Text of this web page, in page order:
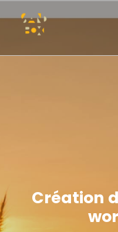
Création